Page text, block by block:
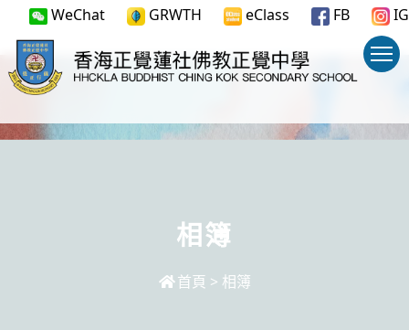
WeChat GRWTH eClass FB IG
相簿
首頁 > 相簿